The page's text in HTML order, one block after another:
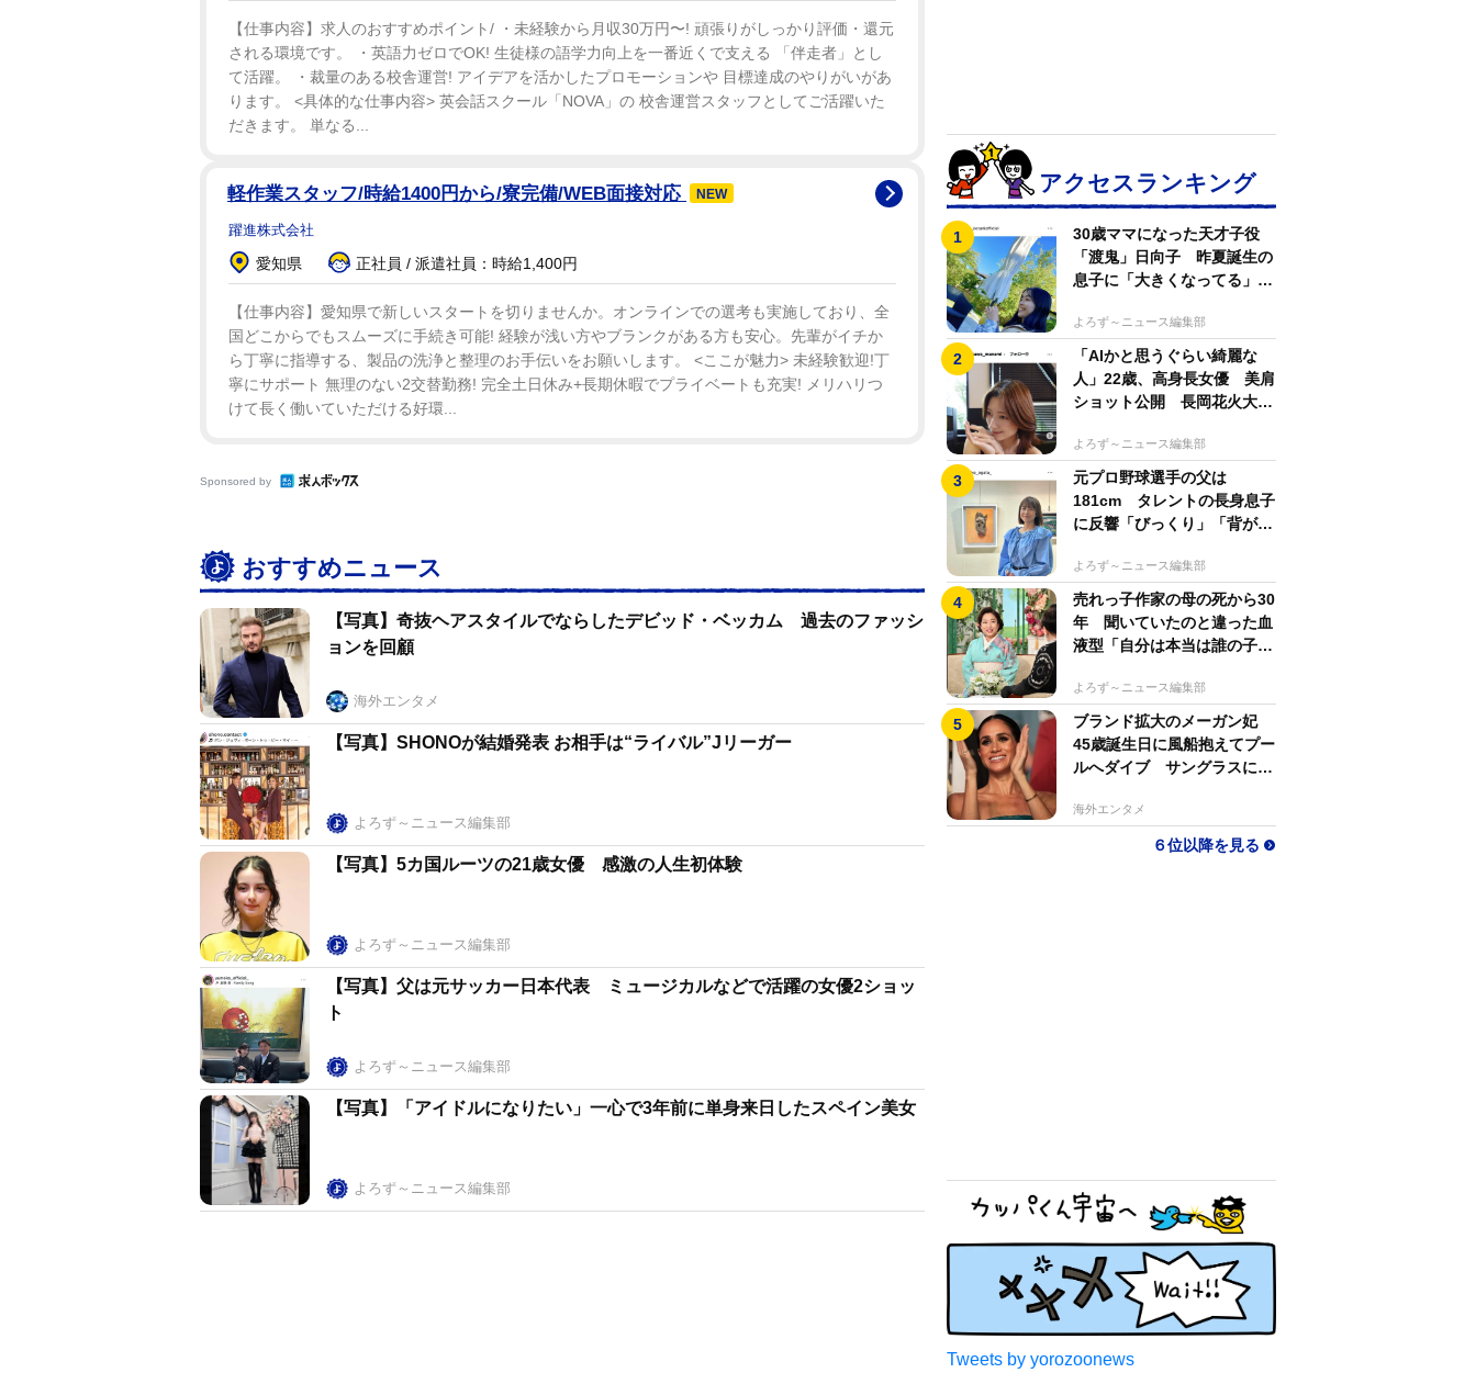
【仕事内容】求人のおすすめポイント/ ・未経験から月収30万円〜! 頑張りがしっかり評価・還元
される環境です。 ・英語力ゼロでOK! 生徒様の語学力向上を一番近くで支える 「伴走者」とし
て活躍。 ・裁量のある校舎運営! アイデアを活かしたプロモーションや 目標達成のやりがいがあ
ります。 <具体的な仕事内容> 英会話スクール「NOVA」の 校舎運営スタッフとしてご活躍いた
だきます。 単なる...
軽作業スタッフ/時給1400円から/寮完備/WEB面接対応 NEW
躍進株式会社
愛知県 正社員 / 派遣社員：時給1,400円
【仕事内容】愛知県で新しいスタートを切りませんか。オンラインでの選考も実施しており、全
国どこからでもスムーズに手続き可能! 経験が浅い方やブランクがある方も安心。先輩がイチか
ら丁寧に指導する、製品の洗浄と整理のお手伝いをお願いします。 <ここが魅力> 未経験歓迎!丁
寧にサポート 無理のない2交替勤務! 完全土日休み+長期休暇でプライベートも充実! メリハリつ
けて長く働いていただける好環...
Sponsored by
おすすめニュース
【写真】奇抜ヘアスタイルでならしたデビッド・ベッカム 過去のファッシ
ョンを回顧
海外エンタメ
【写真】SHONOが結婚発表 お相手は“ライバル”Jリーガー
よろず～ニュース編集部
【写真】5カ国ルーツの21歳女優 感激の人生初体験
よろず～ニュース編集部
【写真】父は元サッカー日本代表 ミュージカルなどで活躍の女優2ショッ
ト
よろず～ニュース編集部
【写真】「アイドルになりたい」一心で3年前に単身来日したスペイン美女
よろず～ニュース編集部
アクセスランキング
30歳ママになった天才子役
「渡鬼」日向子 昨夏誕生の
息子に「大きくなってる」愛
よろず～ニュース編集部
「AIかと思うぐらい綺麗な
人」22歳、高身長女優 美肩
ショット公開 長岡花火大会
よろず～ニュース編集部
元プロ野球選手の父は
181cm タレントの長身息子
に反響「びっくり」「背が高
よろず～ニュース編集部
売れっ子作家の母の死から30
年 聞いていたのと違った血
液型「自分は本当は誰の子
よろず～ニュース編集部
ブランド拡大のメーガン妃
45歳誕生日に風船抱えてプー
ルへダイブ サングラスにポ
海外エンタメ
６位以降を見る
Tweets by yorozoonews